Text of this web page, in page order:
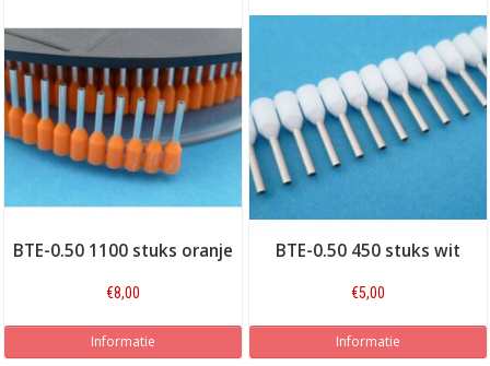
BTE-0.50 1100 stuks oranje
€8,00
Informatie
BTE-0.50 450 stuks wit
€5,00
Informatie